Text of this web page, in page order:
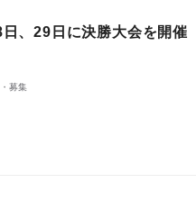
、29日に決勝大会を開催
募集